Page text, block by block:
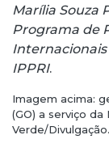
Marília Souza
Programa de
Internacionais
IPPRI.
Imagem acima:
(GO) a serviço da
Verde/Divulgação.